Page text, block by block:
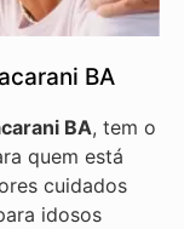
BA
BA, tem o
quem está
cuidados
idosos